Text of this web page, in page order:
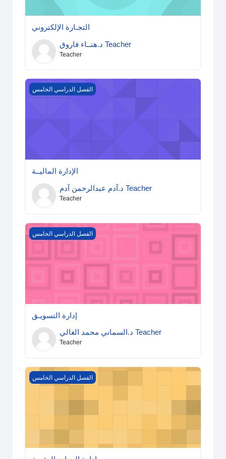
التجـارة الإلكتروني
د.هنــاء فاروق Teacher
Teacher
الإدارة الماليــة
الفصل الدراسي الخامس
الإدارة الماليــة
د.آدم عبدالرحمن آدم Teacher
Teacher
إدارة التسويـق
الفصل الدراسي الخامس
إدارة التسويـق
د.السماني محمد الغالي Teacher
Teacher
إدارة الموارد البشرية
الفصل الدراسي الخامس